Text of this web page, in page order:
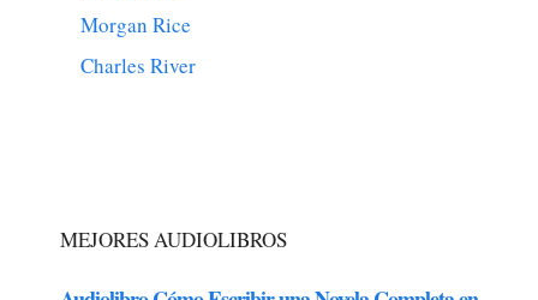
Morgan Rice
Charles River
MEJORES AUDIOLIBROS